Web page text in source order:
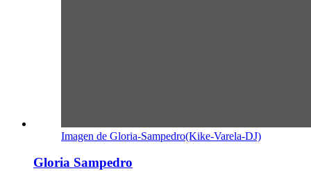
Imagen de Gloria-Sampedro(Kike-Varela-DJ)
Gloria Sampedro